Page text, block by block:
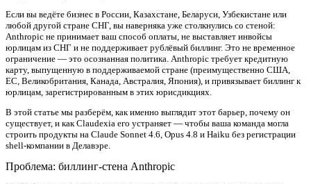
Если вы ведёте бизнес в России, Казахстане, Беларуси, Узбекистане или
любой другой стране СНГ, вы наверняка уже столкнулись со стеной:
Anthropic не принимает ваш способ оплаты, не выставляет инвойсы
юрлицам из СНГ и не поддерживает рублёвый биллинг. Это не временное
ограничение — это осознанная политика. Anthropic требует кредитную
карту, выпущенную в поддерживаемой стране (преимущественно США,
ЕС, Великобритания, Канада, Австралия, Япония), и привязывает биллинг к
юрлицам, зарегистрированным в этих юрисдикциях.
В этой статье мы разберём, как именно выглядит этот барьер, почему он
существует, и как Claudexia его устраняет — чтобы ваша команда могла
строить продукты на Claude Sonnet 4.6, Opus 4.8 и Haiku без регистрации
shell-компании в Делавэре.
Проблема: биллинг-стена Anthropic